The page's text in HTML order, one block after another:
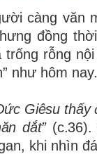
càng văn
đồng
rỗng
như hôm nay.
Giêsu thấy
dắt”
, khi nhìn